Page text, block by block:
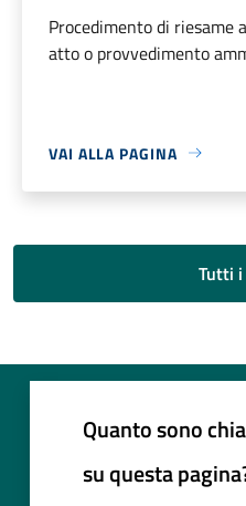
Procedimento di riesame
atto o provvedimento
VAI ALLA PAGINA
Tutti
Quanto sono
su questa